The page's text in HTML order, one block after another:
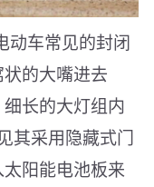
动车常见的封闭
的大嘴进去
长的大灯组内
其采用隐藏式门
阳能电池板来